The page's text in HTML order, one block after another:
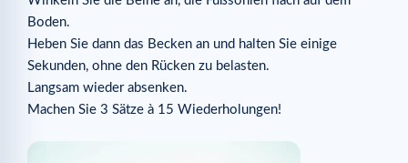
Boden.
Heben Sie dann das Becken an und halten Sie einige
Sekunden, ohne den Rücken zu belasten.
Langsam wieder absenken.
Machen Sie 3 Sätze à 15 Wiederholungen!